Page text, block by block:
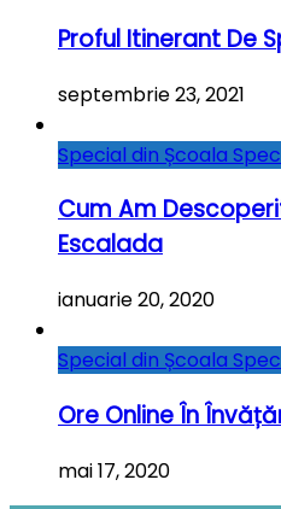
Proful Itinerant De
septembrie 23, 2021
Special din Școala
Cum Am
Escalada
ianuarie 20, 2020
Special din Școala
Ore Online În
mai 17, 2020